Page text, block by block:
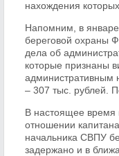
нахождения
Напомним, в
береговой охраны
дела об
которые признаны
административным
– 307 тыс. рублей.
В настоящее время
отношении
начальника СВПУ
задержано и в